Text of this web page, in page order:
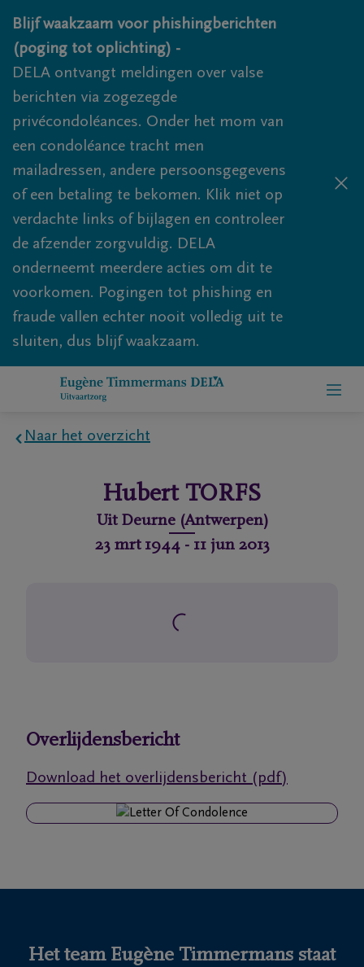
Overslaan en naar inhoud gaan
Blijf waakzaam voor phishingberichten
(poging tot oplichting) -
DELA ontvangt meldingen over valse
berichten via zogezegde
privécondoléances. Onder het mom van
een condoléance tracht men
mailadressen, andere persoonsgegevens
of een betaling te bekomen. Klik niet op
verdachte links of bijlagen en controleer
de afzender zorgvuldig. DELA
onderneemt meerdere acties om dit te
voorkomen. Pogingen tot phishing en
fraude vallen echter nooit volledig uit te
sluiten, dus blijf waakzaam.
24u/24
Naar het overzicht
Hubert TORFS
Uit Deurne (Antwerpen)
23 mrt 1944- 11 jun 2013
Overlijdensbericht
Download het overlijdensbericht (pdf)
Het team Eugène Timmermans staat